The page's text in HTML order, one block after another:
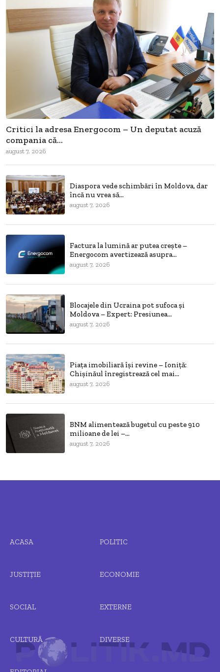
Critici la adresa Energocom – Un deputat acuză
compania că...
august 7, 2026
Diaspora vede schimbări în Moldova, dar
încă nu vrea să...
august 7, 2026
Factura la lumină ar putea crește –
Energocom avertizează asupra...
august 7, 2026
Blocajele din Ucraina pot sufoca și
Moldova – Expert: Presiunea...
august 7, 2026
Piața imobiliară își revine – Ioniță:
Chișinăul înregistrează cel mai...
august 7, 2026
BNM alimentează bugetul cu peste 910
milioane de lei –...
august 7, 2026
ACASA POLITIC
JUSTIȚIE ECONOMIE
SOCIAL EXTERNE
CULTURĂ DIVERSE